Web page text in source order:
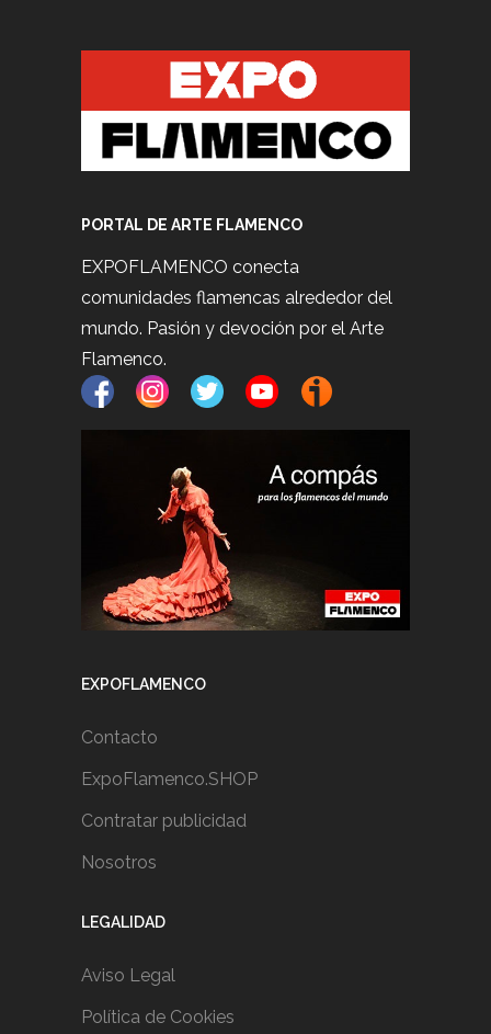
PORTAL DE ARTE FLAMENCO
EXPOFLAMENCO conecta
comunidades flamencas alrededor del
mundo. Pasión y devoción por el Arte
Flamenco.
EXPOFLAMENCO
Contacto
ExpoFlamenco.SHOP
Contratar publicidad
Nosotros
LEGALIDAD
Aviso Legal
Política de Cookies